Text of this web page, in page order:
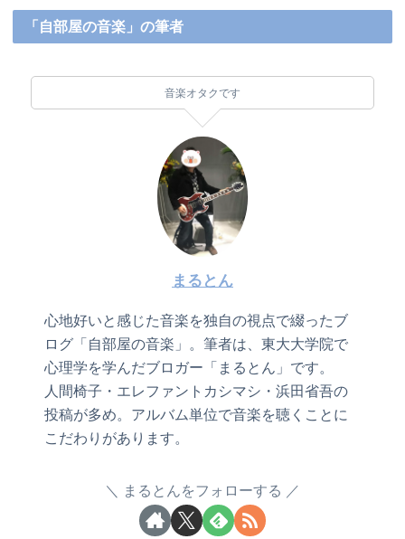
「自部屋の音楽」の筆者
音楽オタクです
まるとん
心地好いと感じた音楽を独自の視点で綴ったブ
ログ「自部屋の音楽」。筆者は、東大大学院で
心理学を学んだブロガー「まるとん」です。
人間椅子・エレファントカシマシ・浜田省吾の
投稿が多め。アルバム単位で音楽を聴くことに
こだわりがあります。
まるとんをフォローする